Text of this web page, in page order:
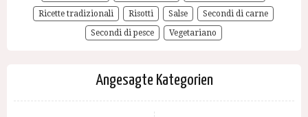
Ricette tradizionali
Risotti Salse
Secondi di carne
Secondi di pesce
Vegetariano
Angesagte Kategorien